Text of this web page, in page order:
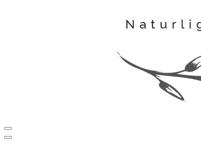
Navigation
menu
Navigation